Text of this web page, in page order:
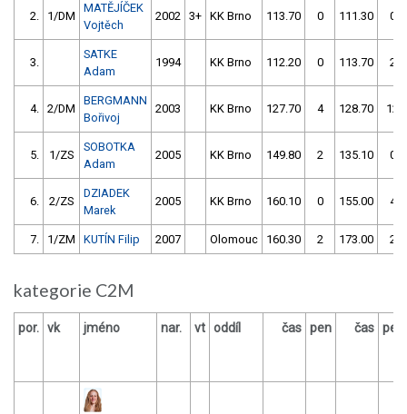
2. 1/DM
MATĚJÍČEK
Vojtěch
2002 3+ KK Brno 113.70 0 111.30 0
3.
SATKE
Adam
1994 KK Brno 112.20 0 113.70 2
4. 2/DM
BERGMANN
Bořivoj
2003 KK Brno 127.70 4 128.70 12
5. 1/ZS
SOBOTKA
Adam
2005 KK Brno 149.80 2 135.10 0
6. 2/ZS
DZIADEK
Marek
2005 KK Brno 160.10 0 155.00 4
7. 1/ZM KUTÍN Filip 2007 Olomouc 160.30 2 173.00 2
kategorie C2M
por. vk jméno nar. vt oddíl čas pen čas pen